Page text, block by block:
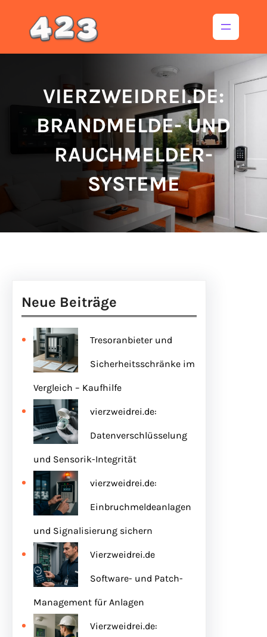
springen
VIERZWEIDREI.DE:
BRANDMELDE- UND
RAUCHMELDER-
SYSTEME
Neue Beiträge
Tresoranbieter und
Sicherheitsschränke im
Vergleich – Kaufhilfe
vierzweidrei.de:
Datenverschlüsselung
und Sensorik-Integrität
vierzweidrei.de:
Einbruchmeldeanlagen
und Signalisierung sichern
Vierzweidrei.de
Software- und Patch-
Management für Anlagen
Vierzweidrei.de: